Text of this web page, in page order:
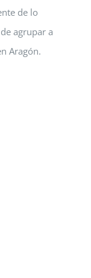
de lo
agrupar a
Aragón.